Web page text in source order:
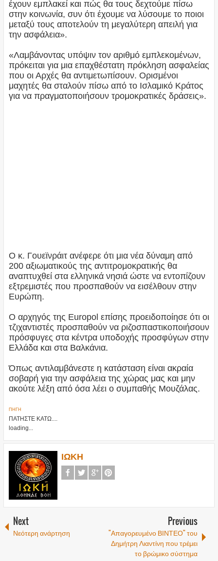
έχουν εμπλακεί και πώς θα τους δεχτούμε πίσω
στην κοινωνία, συν ότι έχουμε να λύσουμε το ποιοι
μεταξύ τους αποτελούν τη μεγαλύτερη απειλή για
την ασφάλεια».
«Λαμβάνοντας υπόψιν τον αριθμό εμπλεκομένων,
πρόκειται για μια επαχθέστατη πρόκληση ασφαλείας
που οι Αρχές θα αντιμετωπίσουν. Ορισμένοι
μαχητές θα σταλούν πίσω από το Ισλαμικό Κράτος
για να πραγματοποιήσουν τρομοκρατικές δράσεις».
Ο κ. Γουεϊνράιτ ανέφερε ότι μια νέα δύναμη από
200 αξιωματικούς της αντιτρομοκρατικής θα
αναπτυχθεί στα ελληνικά νησιά ώστε να εντοπίζουν
εξτρεμιστές που προσπαθούν να εισέλθουν στην
Ευρώπη.
Ο αρχηγός της Europol επίσης προειδοποίησε ότι οι
τζιχαντιστές προσπαθούν να ριζοσπαστικοποιήσουν
πρόσφυγες στα κέντρα υποδοχής προσφύγων στην
Ελλάδα και στα Βαλκάνια.
Όπως αντιλαμβάνεστε η κατάσταση είναι ακραία
σοβαρή για την ασφάλεια της χώρας μας και μην
ακούτε λέξη από όσα λέει ο συμπαθής Μουζάλας.
ΠΗΓΗ
ΠΑΤΗΣΤΕ ΚΑΤΩ....
loading...
ΙΩΚΗ
Next
Νεότερη ανάρτηση
Previous
"Απαγορευμένο ΒΙΝΤΕΟ" του
Δημήτρη Λιαντίνη που τρέμει
το βρώμικο σύστημα